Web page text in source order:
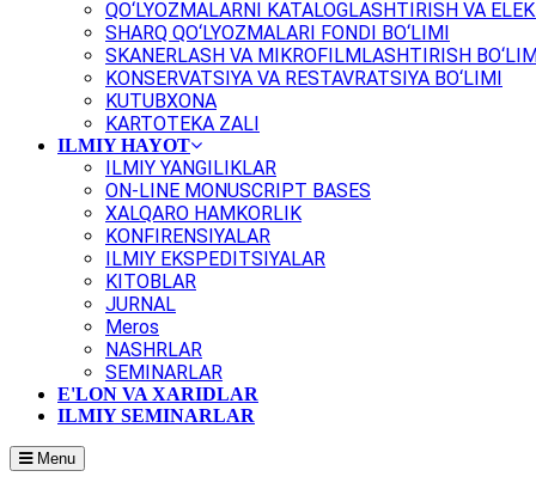
QO‘LYOZMALARNI KATALOGLASHTIRISH VA
SHARQ QO‘LYOZMALARI FONDI BO‘LIMI
SKANERLASH VA MIKROFILMLASHTIRISH
KONSERVATSIYA VA RESTAVRATSIYA BO‘LIMI
KUTUBXONA
KARTOTEKA ZALI
ILMIY HAYOT
ILMIY YANGILIKLAR
ON-LINE MONUSCRIPT BASES
XALQARO HAMKORLIK
KONFIRENSIYALAR
ILMIY EKSPEDITSIYALAR
KITOBLAR
JURNAL
Meros
NASHRLAR
SEMINARLAR
E'LON VA XARIDLAR
ILMIY SEMINARLAR
Menu